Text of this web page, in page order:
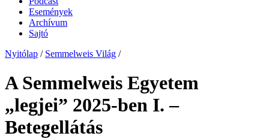
Események
Archívum
Sajtó
Nyitólap / Semmelweis Világ /
A Semmelweis Egyetem
„legjei” 2025-ben I. –
Betegellátás